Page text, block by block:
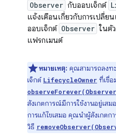
Observer กับออบเจ็กต์
แจ้งเตือนเกี่ยวกับการเปลี่
ออบเจ็กต์ Observer ในตั
แฟรกเมนต์
หมายเหตุ: คุณสามารถลงท
เจ็กต์ LifecycleOwner ที่เชื่อ
สังเกตการณ์มีการใช้งานอยู่เสม
การแก้ไขเสมอ คุณนำผู้สังเกตก
วิธี